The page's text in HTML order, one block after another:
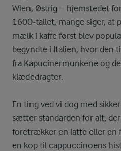
Wien, Østrig – hjemstedet
1600-tallet, mange siger, at
mælk i kaffe først blev
begyndte i Italien, hvor den
fra Kapucinermunkene og
klædedragter.
En ting ved vi dog med
sætter standarden for alt,
foretrækker en latte eller en
en kop til cappuccinoens